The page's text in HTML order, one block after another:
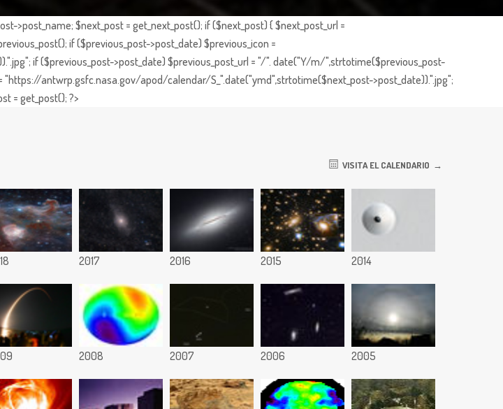
$next_post = get_next_post(); if ($next_post) { $next_post_url =
if ($previous_post->post_date) $previous_icon =
if ($previous_post->post_date) $previous_post_url = "/". date("Y/m/",strtotime($previous_post-
"https://antwrp.gsfc.nasa.gov/apod/calendar/S_".date("ymd",strtotime($next_post->post_date)).".jpg";
= get_post(); ?>
VISITA EL CALENDARIO
2017 2016 2015 2014
2008 2007 2006 2005